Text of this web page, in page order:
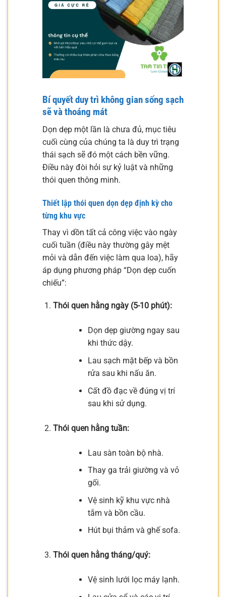
Bí quyết duy trì không gian sống sạch
sẽ và thoáng mát
Dọn dẹp một lần là chưa đủ, mục tiêu
cuối cùng của chúng ta là duy trì trạng
thái sạch sẽ đó một cách bền vững.
Điều này đòi hỏi sự kỷ luật và những
thói quen thông minh.
Thiết lập thói quen dọn dẹp định kỳ cho
từng khu vực
Thay vì dồn tất cả công việc vào ngày
cuối tuần (điều này thường gây mệt
mỏi và dẫn đến việc làm qua loa), hãy
áp dụng phương pháp “Dọn dẹp cuốn
chiếu”:
Thói quen hằng ngày (5-10 phút):
Dọn dẹp giường ngay sau
khi thức dậy.
Lau sạch mặt bếp và bồn
rửa sau khi nấu ăn.
Cất đồ đạc về đúng vị trí
sau khi sử dụng.
Thói quen hằng tuần:
Lau sàn toàn bộ nhà.
Thay ga trải giường và vỏ
gối.
Vệ sinh kỹ khu vực nhà
tắm và bồn cầu.
Hút bụi thảm và ghế sofa.
Thói quen hằng tháng/quý:
Vệ sinh lưới lọc máy lạnh.